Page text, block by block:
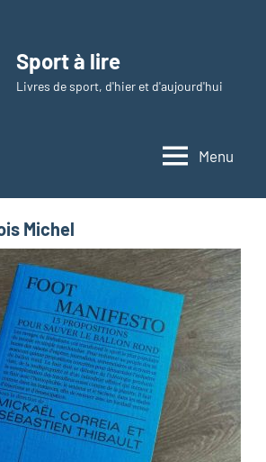
Sport à lire
Livres de sport, d'hier et d'aujourd'hui
Menu
Michel